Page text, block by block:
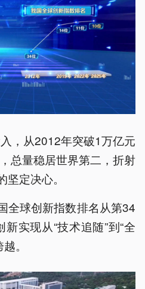
，从2012年突破1万亿元
总量稳居世界第二，折射
坚定决心。
全球创新指数排名从第34
实现从“技术追随”到“全
。